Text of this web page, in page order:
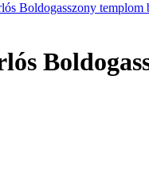
Boldogasszony templom